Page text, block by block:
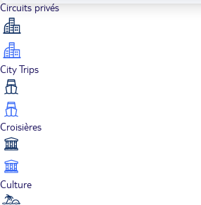
Circuits privés
City Trips
Croisières
Culture